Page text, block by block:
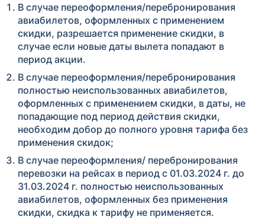
В случае переоформления/перебронирования
авиабилетов, оформленных с применением
скидки, разрешается применение скидки, в
случае если новые даты вылета попадают в
период акции.
В случае переоформления/перебронирования
полностью неиспользованных авиабилетов,
оформленных с применением скидки, в даты, не
попадающие под период действия скидки,
необходим добор до полного уровня тарифа без
применения скидок;
В случае переоформления/ перебронирования
перевозки на рейсах в период с 01.03.2024 г. до
31.03.2024 г. полностью неиспользованных
авиабилетов, оформленных без применения
скидки, скидка к тарифу не применяется.